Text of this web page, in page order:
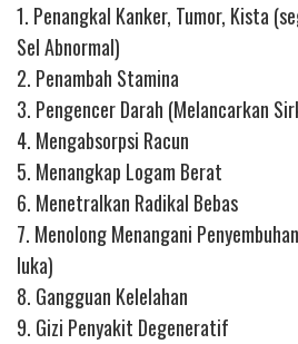
1. Penangkal Kanker, Tumor, Kista
Sel Abnormal)
2. Penambah Stamina
3. Pengencer Darah (Melancarkan
4. Mengabsorpsi Racun
5. Menangkap Logam Berat
6. Menetralkan Radikal Bebas
7. Menolong Menangani
luka)
8. Gangguan Kelelahan
9. Gizi Penyakit Degeneratif